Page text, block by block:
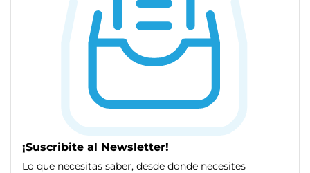
¡Suscribite al Newsletter!
Lo que necesitas saber, desde donde necesites